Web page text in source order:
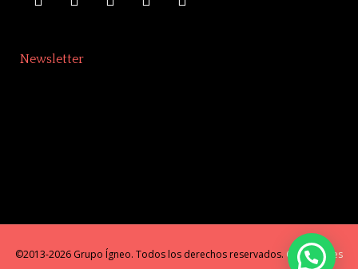
Newsletter
©2013-2026 Grupo Ígneo. Todos los derechos reservados. Condiciones